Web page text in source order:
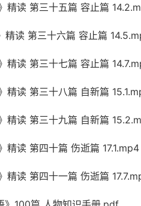
精读 第三十五篇 容止篇
精读 第三十六篇 容止篇
精读 第三十七篇 容止篇
精读 第三十八篇 自新篇
精读 第三十九篇 自新篇
精读 第四十篇 伤逝篇 17.1.mp4
精读 第四十一篇 伤逝篇